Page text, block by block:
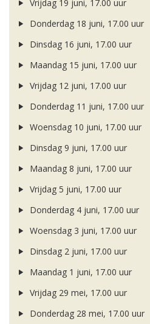
Vrijdag 19 juni, 17.00 uur
Donderdag 18 juni, 17.00 uur
Dinsdag 16 juni, 17.00 uur
Maandag 15 juni, 17.00 uur
Vrijdag 12 juni, 17.00 uur
Donderdag 11 juni, 17.00 uur
Woensdag 10 juni, 17.00 uur
Dinsdag 9 juni, 17.00 uur
Maandag 8 juni, 17.00 uur
Vrijdag 5 juni, 17.00 uur
Donderdag 4 juni, 17.00 uur
Woensdag 3 juni, 17.00 uur
Dinsdag 2 juni, 17.00 uur
Maandag 1 juni, 17.00 uur
Vrijdag 29 mei, 17.00 uur
Donderdag 28 mei, 17.00 uur